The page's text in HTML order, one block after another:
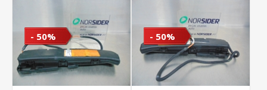
- 50% - 50%